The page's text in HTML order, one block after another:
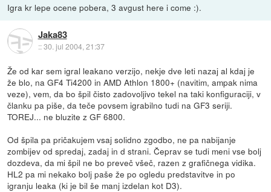
Igra kr lepe ocene pobera, 3 avgust here i come :).
Jaka83
::30. jul 2004, 21:37
Že od kar sem igral leakano verzijo, nekje dve leti nazaj al kdaj je
že blo, na GF4 Ti4200 in AMD Athlon 1800+ (navitim, ampak nima
veze), vem, da bo špil čisto zadovoljivo tekel na taki konfiguraciji, v
članku pa piše, da teče povsem igrabilno tudi na GF3 seriji.
TOREJ... ne bluzite z GF 6800.
Od špila pa pričakujem vsaj solidno zgodbo, ne pa nabijanje
zombijev od spredaj, zadaj in d strani. Čeprav se tudi meni vse bolj
dozdeva, da mi špil ne bo preveč všeč, razen z grafičnega vidika.
HL2 pa mi nekako bolj paše že po ogledu predstavitve in po
igranju leaka (ki je bil še manj izdelan kot D3).